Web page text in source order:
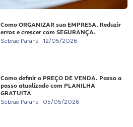
Como ORGANIZAR sua EMPRESA. Reduzir
erros e crescer com SEGURANÇA.
Sebrae Paraná 12/05/2026
Como definir o PREÇO DE VENDA. Passo a
passo atualizado com PLANILHA
GRATUITA
Sebrae Paraná 05/05/2026